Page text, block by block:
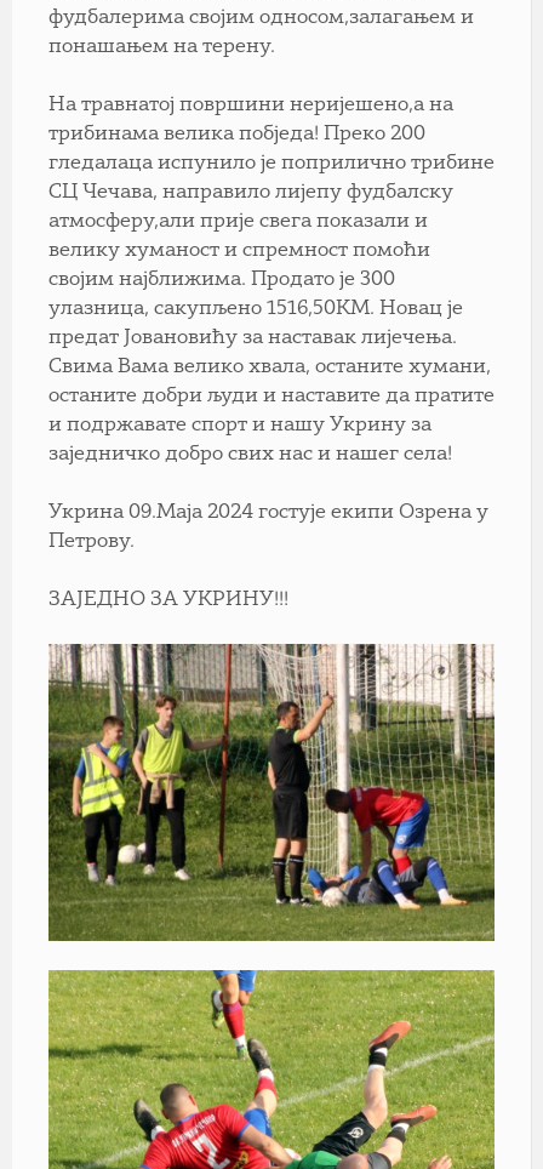
фудбалерима својим односом,залагањем и
понашањем на терену.
На травнатој површини неријешено,а на
трибинама велика побједа! Преко 200
гледалаца испунило је поприлично трибине
СЦ Чечава, направило лијепу фудбалску
атмосферу,али прије свега показали и
велику хуманост и спремност помоћи
својим најближима. Продато је 300
улазница, сакупљено 1516,50КМ. Новац је
предат Јовановићу за наставак лијечења.
Свима Вама велико хвала, останите хумани,
останите добри људи и наставите да пратите
и подржавате спорт и нашу Укрину за
заједничко добро свих нас и нашег села!
Укрина 09.Маја 2024 гостује екипи Озрена у
Петрову.
ЗАЈЕДНО ЗА УКРИНУ!!!